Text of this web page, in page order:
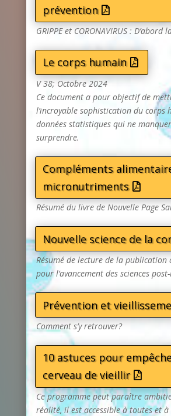
prévention
GRIPPE et CORONAVIRUS : D’abord
Le corps humain
V 38; Octobre 2024
Ce document a pour objectif de
l’incroyable sophistication du corps
données statistiques qui ne
surprendre.
Compléments
micronutriments
Résumé du livre de Nouvelle Page
Nouvelle science de la
Résumé de lecture de la publication
pour l’avancement des sciences
Prévention et
Comment s’y retrouver?
10 astuces pour
cerveau de vieillir
Ce programme peut paraître
réalité, il est accessible à toutes et à